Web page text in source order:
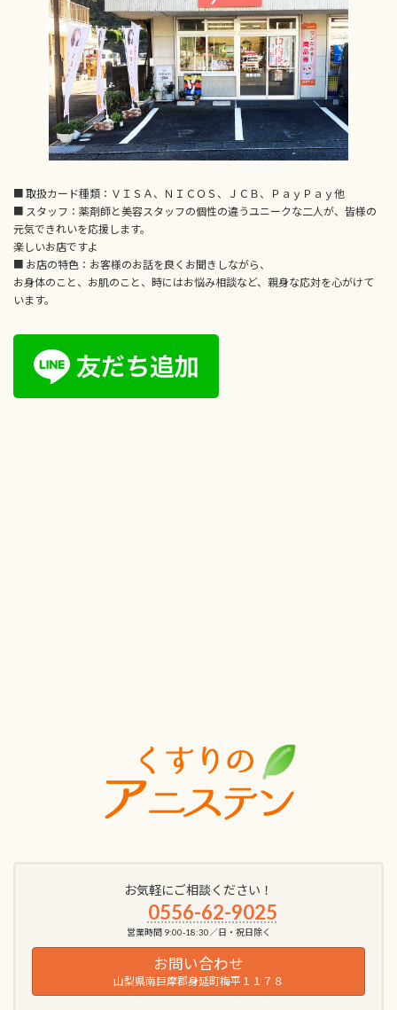
■ 取扱カード種類：ＶＩＳＡ、ＮＩＣＯＳ、ＪＣＢ、ＰａｙＰａｙ他
■ スタッフ：薬剤師と美容スタッフの個性の違うユニークな二人が、皆様の
元気できれいを応援します。
楽しいお店ですよ
■ お店の特色：お客様のお話を良くお聞きしながら、
お身体のこと、お肌のこと、時にはお悩み相談など、親身な応対を心がけて
います。
お気軽にご相談ください！
0556-62-9025
営業時間 9:00-18:30／日・祝日除く
お問い合わせ
山梨県南巨摩郡身延町梅平１１７８